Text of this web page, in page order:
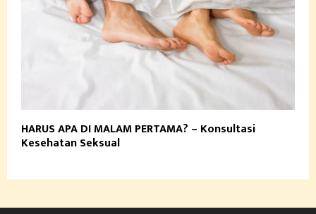
HARUS APA DI MALAM PERTAMA? – Konsultasi
Kesehatan Seksual